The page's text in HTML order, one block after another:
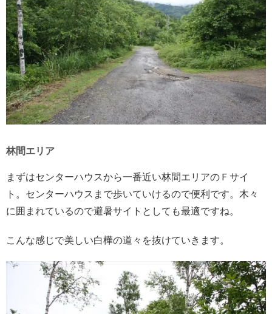
林間エリア
まずはセンターハウスから一番近い林間エリアのＦサイ
ト。センターハウスまで歩いていけるので便利です。木々
に囲まれているので避暑サイトとしても最適ですね。
こんな感じで美しい白樺の道々を抜けていきます。